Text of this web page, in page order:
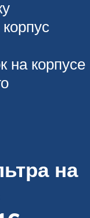
на корпусе
на